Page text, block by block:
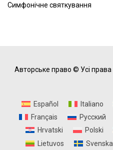
Симфонічне святкування
Авторське право © Усі
Español Italiano
Français
Русский
Hrvatski
Polski
Lietuvos
Svenska